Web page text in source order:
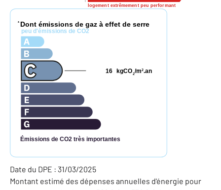
logement extrêmement peu performant
* Dont émissions de gaz à effet de serre
peu d'émissions de CO2
Émissions de CO2 très importantes
kgCO2/m2.an
16
Date du DPE : 31/03/2025
Montant estimé des dépenses annuelles d'énergie pour